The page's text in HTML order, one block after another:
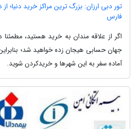
تور دبی ارزان: بزرگ ترین مراکز خرید دنیا؛
فارس
اگر از علاقه مندان به خرید هستید،
جهان حسابی هیجان زده خواهید شد؛
آماده سفر به این شهرها و خریدکردن شوید.